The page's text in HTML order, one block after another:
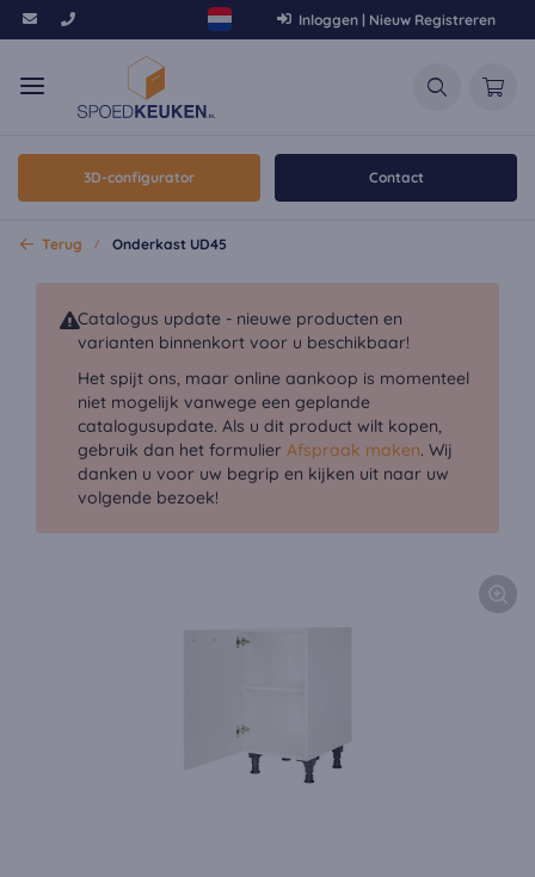
Inloggen | Nieuw Registreren
3D-configurator Contact
Terug Onderkast UD45
Catalogus update - nieuwe producten en
varianten binnenkort voor u beschikbaar!
Het spijt ons, maar online aankoop is momenteel
niet mogelijk vanwege een geplande
catalogusupdate. Als u dit product wilt kopen,
gebruik dan het formulier Afspraak maken. Wij
danken u voor uw begrip en kijken uit naar uw
volgende bezoek!